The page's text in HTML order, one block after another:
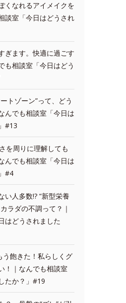
くなれるアイメイクを
談室「今日はどうされ
ぎます。快適に過ごす
も相談室「今日はどう
トゾーン”って、どう
んでも相談室「今日は
#13
を周りに理解しても
んでも相談室「今日は
#4
い人多数!? “新型栄養
ラダの不調って？｜
はどうされました
う飽きた！私らしくグ
！｜なんでも相談室
たか？」#19